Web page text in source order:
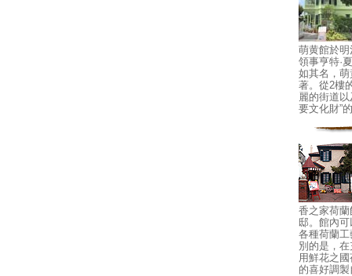
萌黄館於
領事亨特·
如其名，
著。從2樓
麗的街道
要文化財”
香之家荷
邸。館內
各種荷蘭
別的是，
用鮮花之
的喜好調